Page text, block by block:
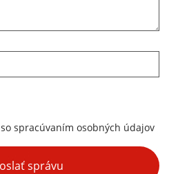
spracúvaním osobných údajov
správu